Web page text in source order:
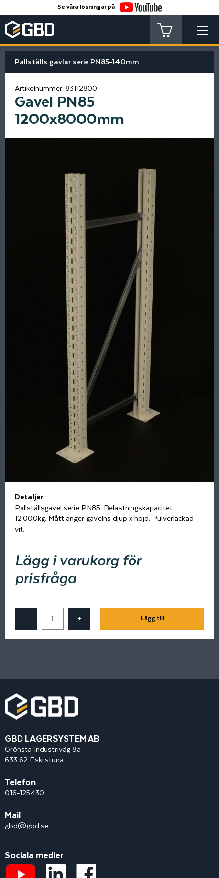
Se våra lösningar på
Pallställs gavlar serie PN85-140mm
Artikelnummer: 83112800
Gavel PN85
1200x8000mm
Detaljer
Pallställsgavel serie PN85. Belastningskapacitet
12.000kg. Mått anger gavelns djup x höjd. Pulverlackad
vit.
Lägg i varukorg för
prisfråga
- + Lägg till
GBD LAGERSYSTEM AB
Grönsta Industriväg 8a
633 62 Eskilstuna
Telefon
016-125430
Mail
gbd@gbd.se
Sociala medier